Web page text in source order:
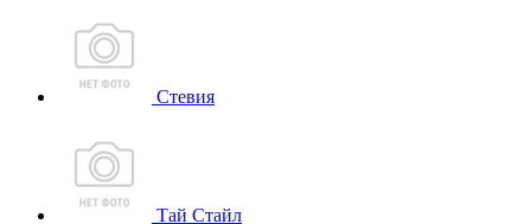
Стевия
Тай Стайл